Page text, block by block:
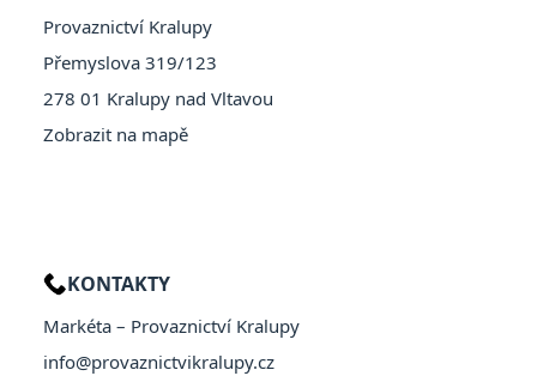
Provaznictví Kralupy
Přemyslova 319/123
278 01 Kralupy nad Vltavou
Zobrazit na mapě
KONTAKTY
Markéta – Provaznictví Kralupy
info@provaznictvikralupy.cz